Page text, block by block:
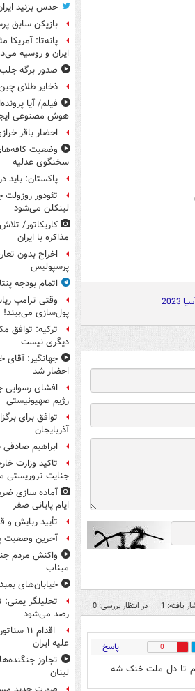
یافته: 1 در انتظار بررسی: 0
0 پاسخ
تا دل ملت خنک شه
حدس بزنید
بازیکن سابق
پانه‌تا:
ایران و روسیه
صدور برگه جلب برای ۱۴۸ متهم
ذخایر طلای
فیلم/ آیا
هوش مصنوعی
احضار باقر
وضعیت
سخنگوی عدلیه
پاکستان: باید
تئودور روزولت
لینکلن می‌شود
کاریکاتور/
مذاکره با ایران
اخراج بدون
پرسپولیس
اتمام بودجه
وقتی ترامپ
پول‌سازی می‌بیند!
ترکیه: توافق
دیگری نیست
جهانگیر: آقای
احضار شد
افشای رسوایی
رژیم صهیونیستی
توافق برای
آذربایجان
ابراهیم
تاکید وزارت
جنایت تروریستی
آماده سازی
ایام پایانی صفر
تأیید ربایش و
آخرین وضعیت
واکنش مردم
میناب
خیابان‌های
تحلیلگر
رصد می‌شود
اقدام
علیه ایران
تجاوز
لبنان